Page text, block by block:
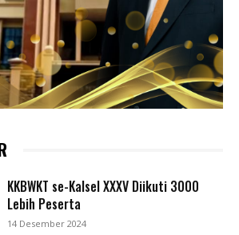
KKBWKT se-Kalsel XXXV Diikuti 3000
Lebih Peserta
14 Desember 2024